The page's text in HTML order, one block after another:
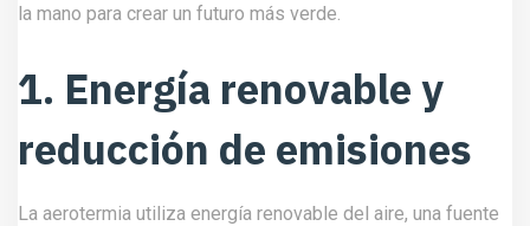
la mano para crear un futuro más verde.
1. Energía renovable y
reducción de emisiones
La aerotermia utiliza energía renovable del aire, una fuente